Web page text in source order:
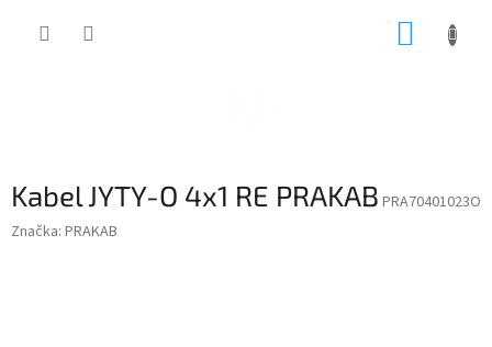
Kabel JYTY-O 4x1 RE PRAKAB PRA70401023O
Značka: PRAKAB